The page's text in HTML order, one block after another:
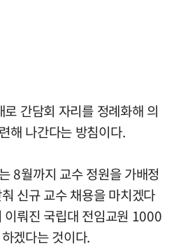
간담회 자리를 정례화해 의
해 나간다는 방침이다.
8월까지 교수 정원을 가배정
신규 교수 채용을 마치겠다
이뤄진 국립대 전임교원 1000
겠다는 것이다.